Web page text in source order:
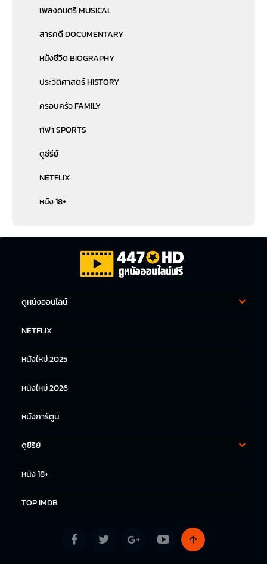
เพลงดนตรี MUSICAL
สารคดี DOCUMENTARY
หนังชีวิต BIOGRAPHY
ประวัติศาสตร์ HISTORY
ครอบครัว FAMILY
กีฬา SPORTS
ดูซีรีย์
NETFLIX
หนัง 18+
ดูหนังออนไลน์
หนังญี่ปุ่น
NETFLIX
หนังใหม่ 2025
หนังใหม่ 2026
หนังการ์ตูน
ดูซีรีย์
หนัง 18+
TOP IMDB